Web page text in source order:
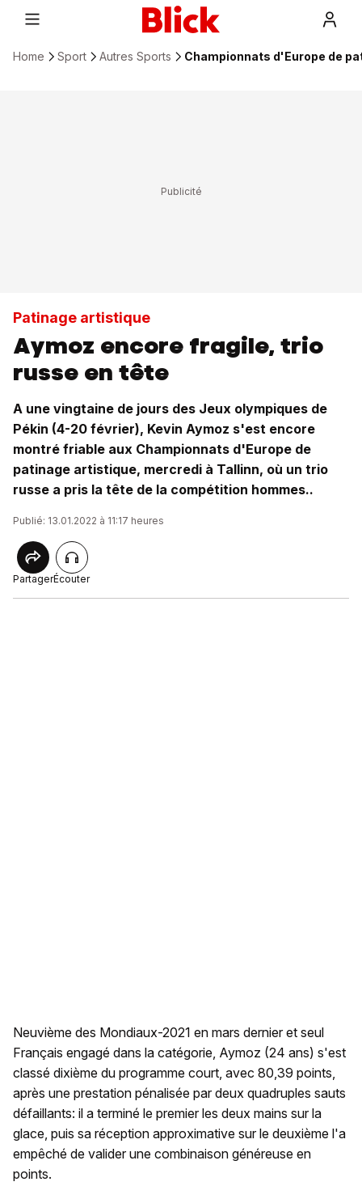
Home Sport Autres Sports Championnats d'Europe de
Patinage artistique
Aymoz encore fragile, trio
russe en tête
A une vingtaine de jours des Jeux olympiques de
Pékin (4-20 février), Kevin Aymoz s'est encore
montré friable aux Championnats d'Europe de
patinage artistique, mercredi à Tallinn, où un trio
russe a pris la tête de la compétition hommes..
Publié: 13.01.2022 à 11:17 heures
PartagerÉcouter
Neuvième des Mondiaux-2021 en mars dernier et seul
Français engagé dans la catégorie, Aymoz (24 ans) s'est
classé dixième du programme court, avec 80,39 points,
après une prestation pénalisée par deux quadruples sauts
défaillants: il a terminé le premier les deux mains sur la
glace, puis sa réception approximative sur le deuxième l'a
empêché de valider une combinaison généreuse en
points.